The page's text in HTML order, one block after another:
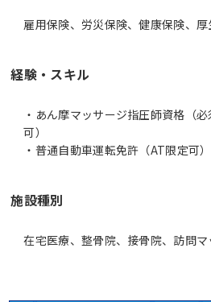
雇用保険、労災保険、健康保険、
経験・スキル
・あん摩マッサージ指圧師資格（
可）
・普通自動車運転免許（AT限定可）
施設種別
在宅医療、整骨院、接骨院、訪問マ